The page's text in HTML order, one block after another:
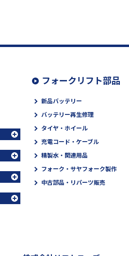
フォークリフト部品
新品バッテリー
バッテリー再生修理
タイヤ・ホイール
充電コード・ケーブル
精製水・関連用品
フォーク・サヤフォーク製作
中古部品・リパーツ販売